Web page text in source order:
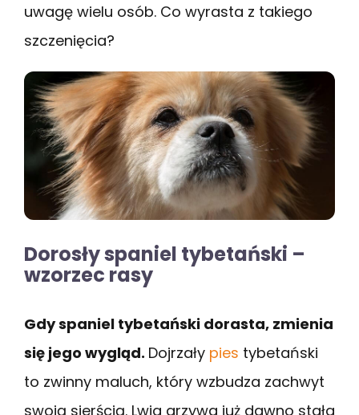
uwagę wielu osób. Co wyrasta z takiego
szczenięcia?
Dorosły spaniel tybetański –
wzorzec rasy
Gdy spaniel tybetański dorasta, zmienia
się jego wygląd. Dojrzały pies tybetański
to zwinny maluch, który wzbudza zachwyt
swoją sierścią. Lwia grzywa już dawno stała